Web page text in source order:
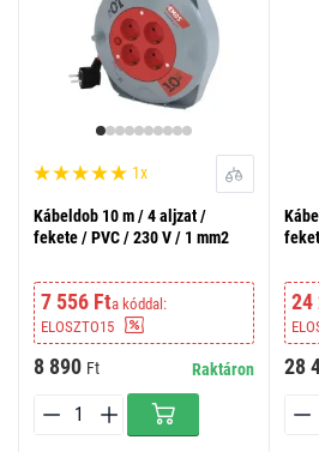
1x
Kábeldob 10 m / 4 aljzat /
fekete / PVC / 230 V / 1 mm2
7 556 Fta kóddal:
ELOSZTO15
8 890 Ft Raktáron
24
28